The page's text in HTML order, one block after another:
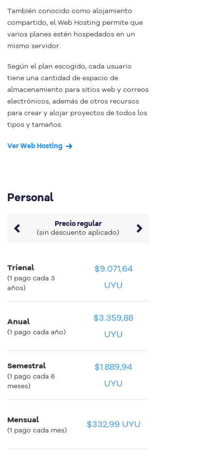
También conocido como alojamiento
compartido, el Web Hosting permite que
varios planes estén hospedados en un
mismo servidor.
Según el plan escogido, cada usuario
tiene una cantidad de espacio de
almacenamiento para sitios web y correos
electrónicos, además de otros recursos
para crear y alojar proyectos de todos los
tipos y tamaños.
Ver Web Hosting
Personal
Precio regular
(sin descuento aplicado)
Trienal
(1 pago cada 3
años)
Anual
(1 pago cada año)
Semestral
(1 pago cada 6
meses)
Mensual
(1 pago cada mes)
$251,99 UYU
$279,99 UYU
$314,99 UYU
$332,99 UYU
$9.071,64
UYU
$3.359,88
UYU
$1.889,94
UYU
$332,99 UYU